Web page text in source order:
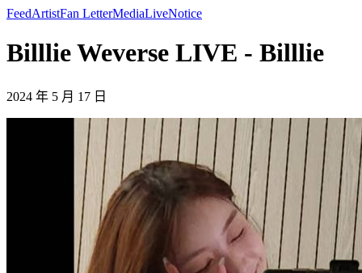
FeedArtistFan LetterMediaLiveNotice
Billlie Weverse LIVE - Billlie
2024 年 5 月 17 日